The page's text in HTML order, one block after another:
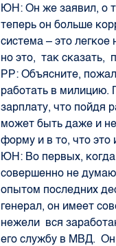
ЮН:Он же заявил, о
теперь он больше
система – это
но это, так сказать,
РР:Объясните,
работать в милицию.
зарплату, что пойдя
может быть даже и
форму и в то, что это
ЮН: Во первых,
совершенно не
опытом последних
генерал, он имеет
нежели вся
его службу в МВД. Он